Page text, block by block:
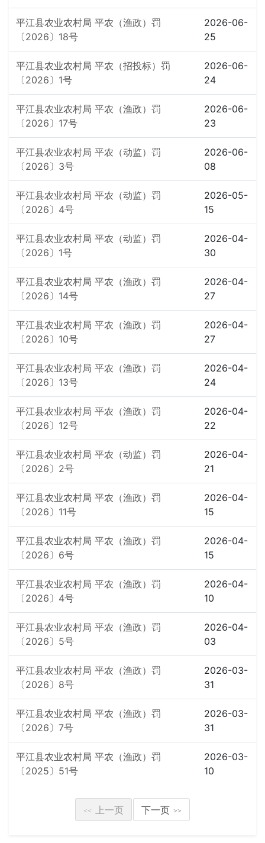
平江县农业农村局 平农（渔政）罚
〔2026〕18号
2026-06-
25
平江县农业农村局 平农（招投标）罚
〔2026〕1号
2026-06-
24
平江县农业农村局 平农（渔政）罚
〔2026〕17号
2026-06-
23
平江县农业农村局 平农（动监）罚
〔2026〕3号
2026-06-
08
平江县农业农村局 平农（动监）罚
〔2026〕4号
2026-05-
15
平江县农业农村局 平农（动监）罚
〔2026〕1号
2026-04-
30
平江县农业农村局 平农（渔政）罚
〔2026〕14号
2026-04-
27
平江县农业农村局 平农（渔政）罚
〔2026〕10号
2026-04-
27
平江县农业农村局 平农（渔政）罚
〔2026〕13号
2026-04-
24
平江县农业农村局 平农（渔政）罚
〔2026〕12号
2026-04-
22
平江县农业农村局 平农（动监）罚
〔2026〕2号
2026-04-
21
平江县农业农村局 平农（渔政）罚
〔2026〕11号
2026-04-
15
平江县农业农村局 平农（渔政）罚
〔2026〕6号
2026-04-
15
平江县农业农村局 平农（渔政）罚
〔2026〕4号
2026-04-
10
平江县农业农村局 平农（渔政）罚
〔2026〕5号
2026-04-
03
平江县农业农村局 平农（渔政）罚
〔2026〕8号
2026-03-
31
平江县农业农村局 平农（渔政）罚
〔2026〕7号
2026-03-
31
平江县农业农村局 平农（渔政）罚
〔2025〕51号
2026-03-
10
<< 上一页 下一页 >>